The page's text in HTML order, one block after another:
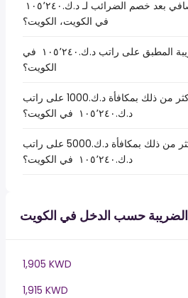
في الكويت، الكويت؟
ما هو معدل الضريبة المطبق على راتب د.ك.‏١٠٥٬٢٤٠ ‏ في
الكويت؟
كم ستكسب أكثر من ذلك بمكافأة د.ك.1000 على راتب
د.ك.‏١٠٥٬٢٤٠ ‏ في الكويت؟
كم ستكسب أكثر من ذلك بمكافأة د.ك.5000 على راتب
د.ك.‏١٠٥٬٢٤٠ ‏ في الكويت؟
الضريبة حسب الدخل في الكويت
1,905 KWD
1,915 KWD